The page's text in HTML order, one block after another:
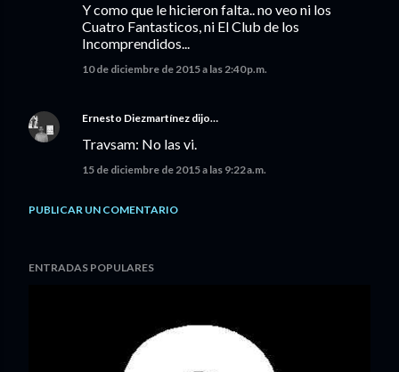
Y como que le hicieron falta.. no veo ni los
Cuatro Fantasticos, ni El Club de los
Incomprendidos...
10 de diciembre de 2015 a las 2:40 p.m.
Ernesto Diezmartínez dijo…
Travsam: No las vi.
15 de diciembre de 2015 a las 9:22 a.m.
PUBLICAR UN COMENTARIO
ENTRADAS POPULARES